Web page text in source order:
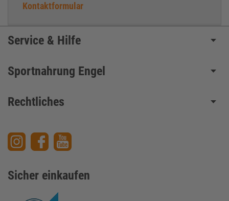
Kontaktformular
Service & Hilfe
Sportnahrung Engel
Rechtliches
Sicher einkaufen